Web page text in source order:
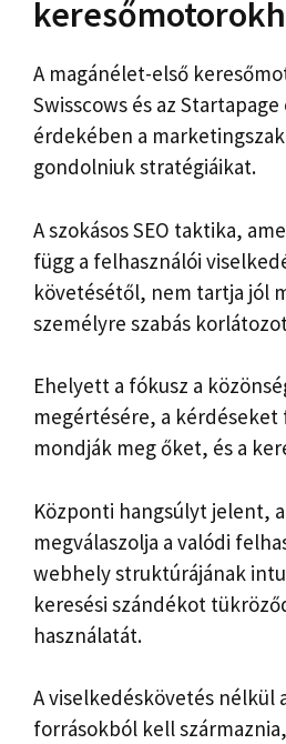
A magánélet-első
Swisscows és az
érdekében a
gondolniuk stratégiáikat.
A szokásos SEO taktika,
függ a felhasználói
követésétől, nem tartja jól
személyre szabás
Ehelyett a fókusz a
megértésére, a
mondják meg őket, és a
Központi hangsúlyt jelent,
megválaszolja a valódi
webhely struktúrájának
keresési szándékot
használatát.
A viselkedéskövetés nélkül
forrásokból kell